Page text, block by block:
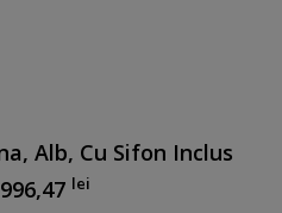
Alb, Cu Sifon Inclus
996,47 lei